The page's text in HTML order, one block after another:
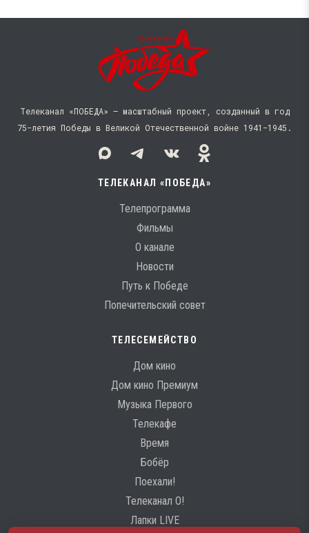
Телеканал «ПОБЕДА» — масштабный проект, созданный в год
75-летия Победы в Великой Отечественной войне 1941−1945.
ТЕЛЕКАНАЛ «ПОБЕДА»
Телепрограмма
Фильмы
О канале
Новости
Путь к Победе
Попечительский совет
ТЕЛЕСЕМЕЙСТВО
Дом кино
Дом кино Премиум
Музыка Первого
Телекафе
Время
Бобёр
Поехали!
Телеканал О!
Лапки LIVE